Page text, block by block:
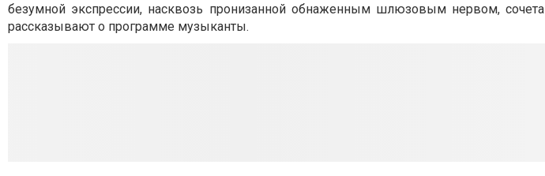
безумной экспрессии, насквозь пронизанной обнаженным шлюзовым нервом,
рассказывают о программе музыканты.